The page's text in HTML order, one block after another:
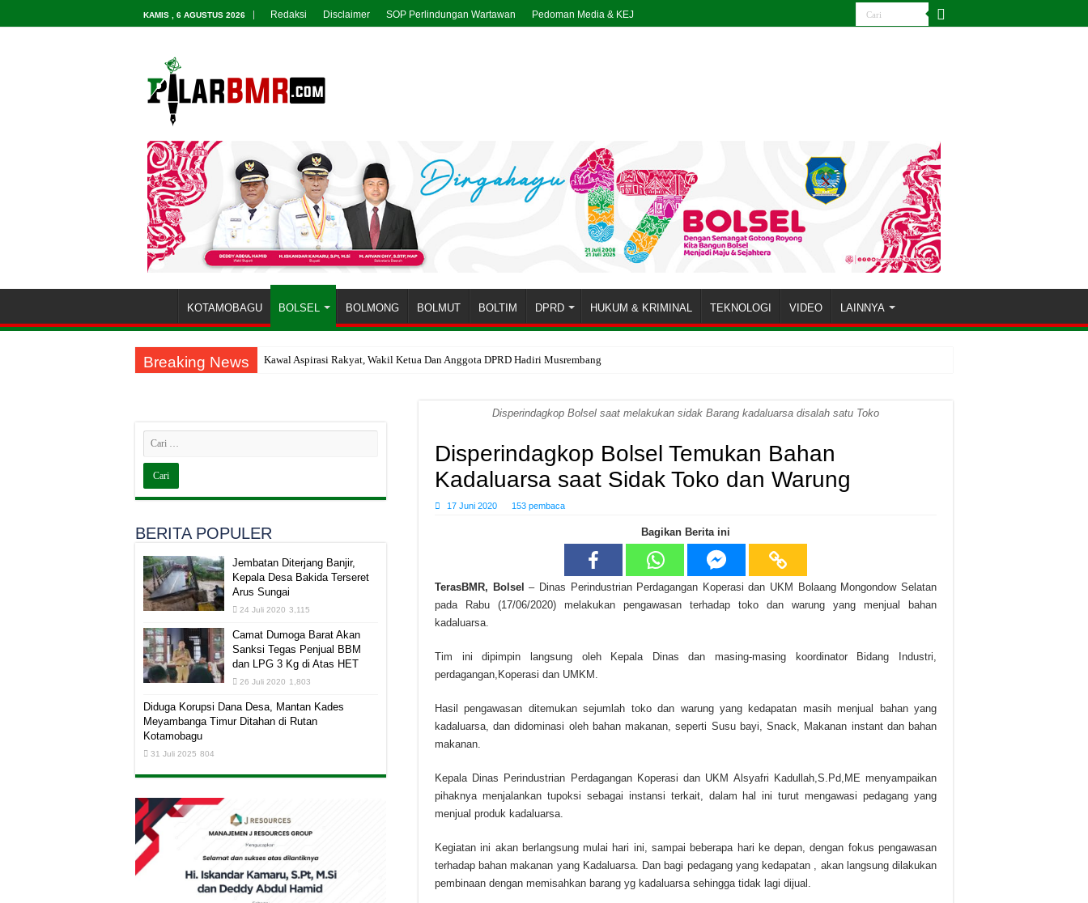
KAMIS , 6 AGUSTUS 2026 Redaksi Disclaimer SOP Perlindungan Wartawan Pedoman Media & KEJ
KOTAMOBAGU BOLSEL BOLMONG BOLMUT BOLTIM DPRD HUKUM & KRIMINAL TEKNOLOGI VIDEO LAINNYA
Breaking News Kawal Aspirasi Rakyat, Wakil Ketua Dan Anggota DPRD Hadiri Musrembang
Disperindagkop Bolsel saat melakukan sidak Barang kadaluarsa disalah satu Toko
Disperindagkop Bolsel Temukan Bahan
Kadaluarsa saat Sidak Toko dan Warung
17 Juni 2020 153 pembaca
Bagikan Berita ini
TerasBMR, Bolsel – Dinas Perindustrian Perdagangan Koperasi dan UKM Bolaang Mongondow Selatan
pada Rabu (17/06/2020) melakukan pengawasan terhadap toko dan warung yang menjual bahan
kadaluarsa.
Tim ini dipimpin langsung oleh Kepala Dinas dan masing-masing koordinator Bidang Industri,
perdagangan,Koperasi dan UMKM.
Hasil pengawasan ditemukan sejumlah toko dan warung yang kedapatan masih menjual bahan yang
kadaluarsa, dan didominasi oleh bahan makanan, seperti Susu bayi, Snack, Makanan instant dan bahan
makanan.
Kepala Dinas Perindustrian Perdagangan Koperasi dan UKM Alsyafri Kadullah,S.Pd,ME menyampaikan
pihaknya menjalankan tupoksi sebagai instansi terkait, dalam hal ini turut mengawasi pedagang yang
menjual produk kadaluarsa.
Kegiatan ini akan berlangsung mulai hari ini, sampai beberapa hari ke depan, dengan fokus pengawasan
terhadap bahan makanan yang Kadaluarsa. Dan bagi pedagang yang kedapatan , akan langsung dilakukan
pembinaan dengan memisahkan barang yg kadaluarsa sehingga tidak lagi dijual.
BERITA POPULER
Jembatan Diterjang Banjir,
Kepala Desa Bakida Terseret
Arus Sungai
24 Juli 2020 3,115
Camat Dumoga Barat Akan
Sanksi Tegas Penjual BBM
dan LPG 3 Kg di Atas HET
26 Juli 2020 1,803
Diduga Korupsi Dana Desa, Mantan Kades
Meyambanga Timur Ditahan di Rutan
Kotamobagu
31 Juli 2025 804